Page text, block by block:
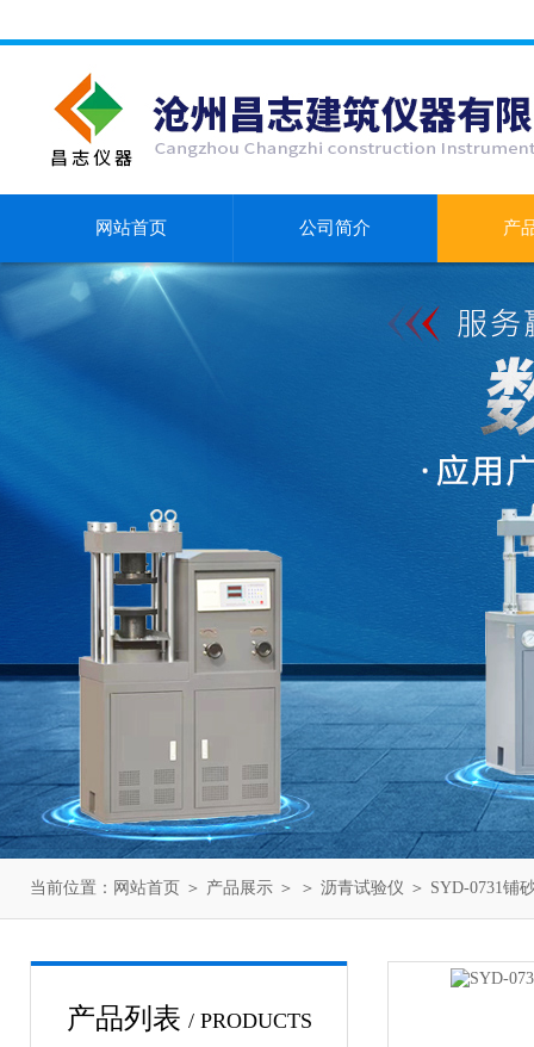
网站首页 公司简介 产
当前位置： 网站首页 ＞ 产品展示 ＞ ＞ 沥青试验仪 ＞ SYD-0731铺
产品列表 / PRODUCTS